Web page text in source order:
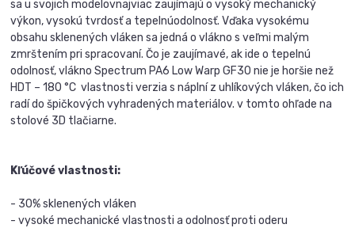
sa u svojich modelovnajviac zaujímajú o vysoký mechanický
výkon, vysokú tvrdosť a tepelnúodolnosť. Vďaka vysokému
obsahu sklenených vláken sa jedná o vlákno s veľmi malým
zmrštením pri spracovaní. Čo je zaujímavé, ak ide o tepelnú
odolnosť, vlákno Spectrum PA6 Low Warp GF30 nie je horšie než
HDT – 180 °C vlastnosti verzia s náplní z uhlíkových vláken, čo ich
radí do špičkových vyhradených materiálov. v tomto ohľade na
stolové 3D tlačiarne.
Kľúčové vlastnosti:
- 30% sklenených vláken
- vysoké mechanické vlastnosti a odolnosť proti oderu